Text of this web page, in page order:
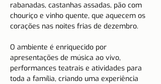
rabanadas, castanhas assadas, pão com
chouriço e vinho quente, que aquecem os
corações nas noites frias de dezembro.
O ambiente é enriquecido por
apresentações de música ao vivo,
performances teatrais e atividades para
toda a família, criando uma experiência